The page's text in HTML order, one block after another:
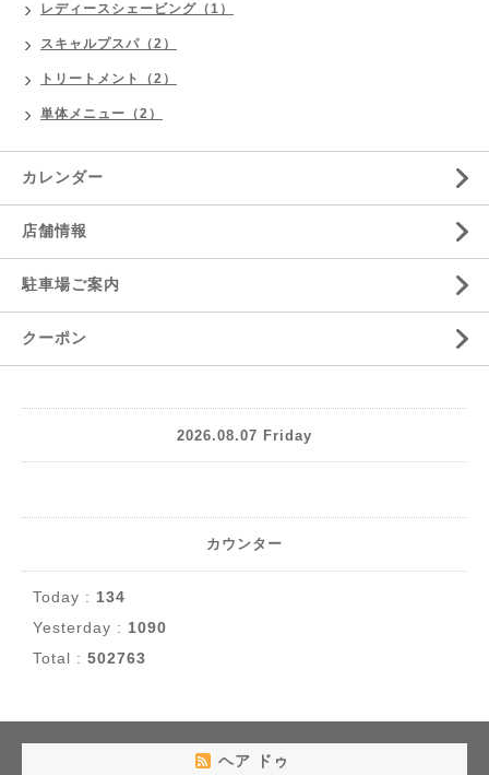
レディースシェービング（1）
スキャルプスパ（2）
トリートメント（2）
単体メニュー（2）
カレンダー
店舗情報
駐車場ご案内
クーポン
2026.08.07 Friday
カウンター
Today : 134
Yesterday : 1090
Total : 502763
ヘア ドゥ